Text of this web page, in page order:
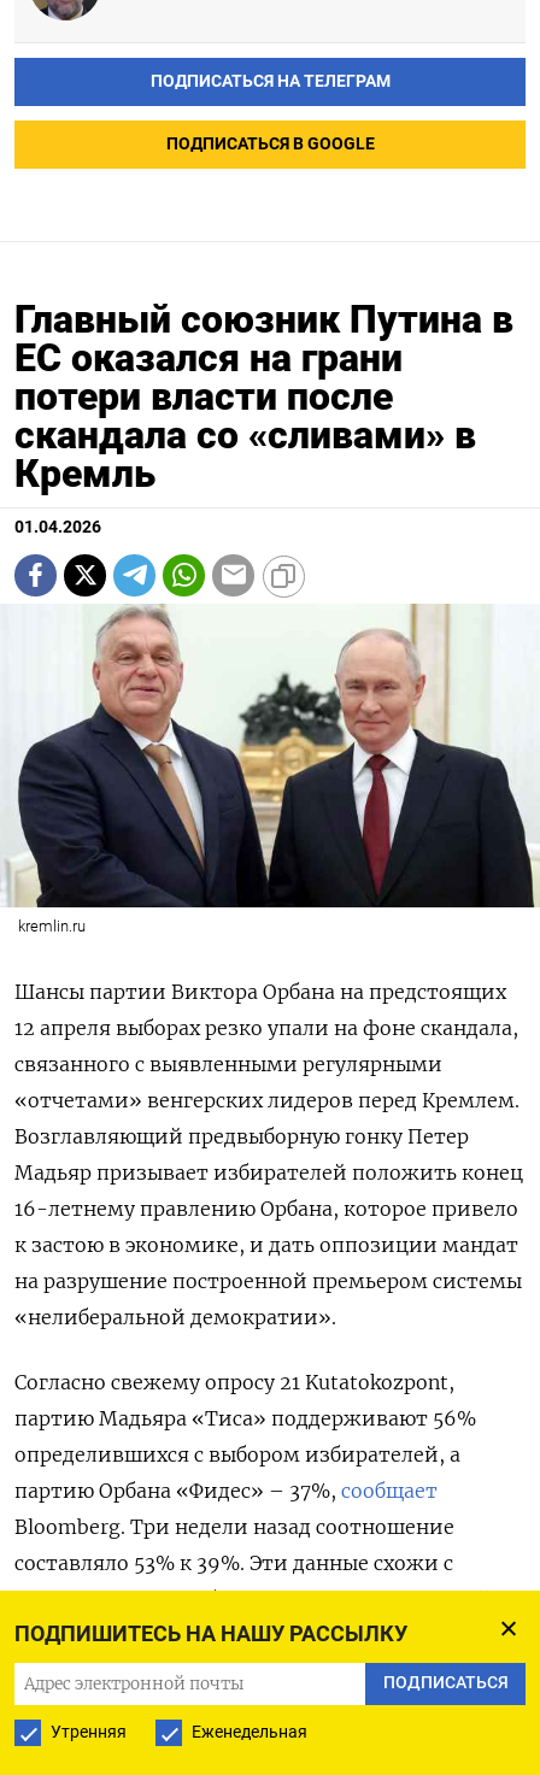
ПОДПИШИТЕСЬ НА НАШУ РАССЫЛКУ
ПОДПИСАТЬСЯ
Утренняя Еженедельная
ПОДПИСАТЬСЯ НА ТЕЛЕГРАМ
ПОДПИСАТЬСЯ В GOOGLE
Главный союзник Путина в
ЕС оказался на грани
потери власти после
скандала со «сливами» в
Кремль
01.04.2026
kremlin.ru
Шансы партии Виктора Орбана на предстоящих
12 апреля выборах резко упали на фоне скандала,
связанного с выявленными регулярными
«отчетами» венгерских лидеров перед Кремлем.
Возглавляющий предвыборную гонку Петер
Мадьяр призывает избирателей положить конец
16-летнему правлению Орбана, которое привело
к застою в экономике, и дать оппозиции мандат
на разрушение построенной премьером системы
«нелиберальной демократии».
Согласно свежему опросу 21 Kutatokozpont,
партию Мадьяра «Тиса» поддерживают 56%
определившихся с выбором избирателей, а
партию Орбана «Фидес» – 37%, сообщает
Bloomberg. Три недели назад соотношение
составляло 53% к 39%. Эти данные схожи с
результатами, опубликованными на прошлой
неделе авторитетной социологической службой
Median, которая зафиксировала преимущество
«Тисы» в 23 процентных пункта. Сводный
результат опросов на 28 марта,